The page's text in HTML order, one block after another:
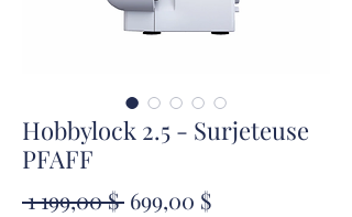
Hobbylock 2.5 - Surjeteuse
PFAFF
1 199,00 $ Prix
699,00 $Prix